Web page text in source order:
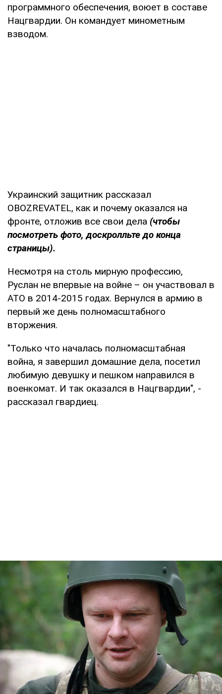
программного обеспечения, воюет в составе
Нацгвардии. Он командует минометным
взводом.
Украинский защитник рассказал
OBOZREVATEL, как и почему оказался на
фронте, отложив все свои дела (чтобы
посмотреть фото, доскролльте до конца
страницы).
Несмотря на столь мирную профессию,
Руслан не впервые на войне – он участвовал в
АТО в 2014-2015 годах. Вернулся в армию в
первый же день полномасштабного
вторжения.
"Только что началась полномасштабная
война, я завершил домашние дела, посетил
любимую девушку и пешком направился в
военкомат. И так оказался в Нацгвардии", -
рассказал гвардиец.